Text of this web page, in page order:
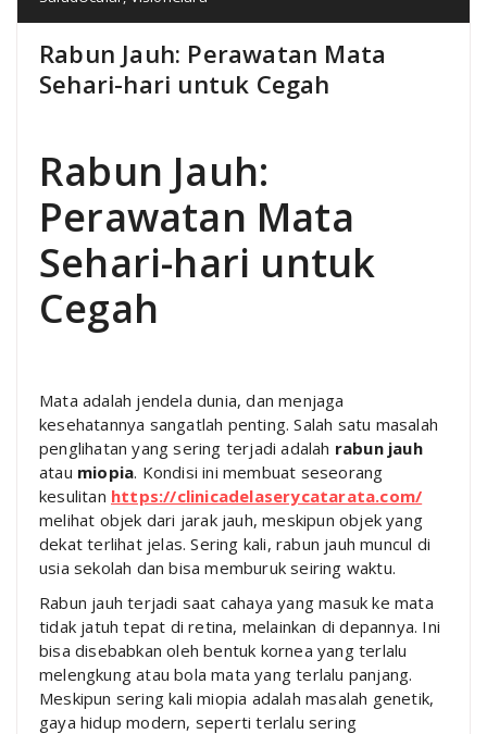
Rabun Jauh: Perawatan Mata
Sehari-hari untuk Cegah
Rabun Jauh:
Perawatan Mata
Sehari-hari untuk
Cegah
Mata adalah jendela dunia, dan menjaga
kesehatannya sangatlah penting. Salah satu masalah
penglihatan yang sering terjadi adalah rabun jauh
atau miopia. Kondisi ini membuat seseorang
kesulitan https://clinicadelaserycatarata.com/
melihat objek dari jarak jauh, meskipun objek yang
dekat terlihat jelas. Sering kali, rabun jauh muncul di
usia sekolah dan bisa memburuk seiring waktu.
Rabun jauh terjadi saat cahaya yang masuk ke mata
tidak jatuh tepat di retina, melainkan di depannya. Ini
bisa disebabkan oleh bentuk kornea yang terlalu
melengkung atau bola mata yang terlalu panjang.
Meskipun sering kali miopia adalah masalah genetik,
gaya hidup modern, seperti terlalu sering